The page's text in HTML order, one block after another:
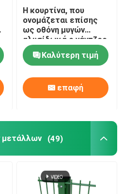
Η κουρτίνα, που
ονομάζεται επίσης
ως οθόνη μυγών
αλυσίδων ή ο γάντζος
συνδέσεων αλυσίδων
αλυσοδένει την
κουρτίνα, υλικό
αργιλίου
Καλύτερη τιμή
επαφή
(49)